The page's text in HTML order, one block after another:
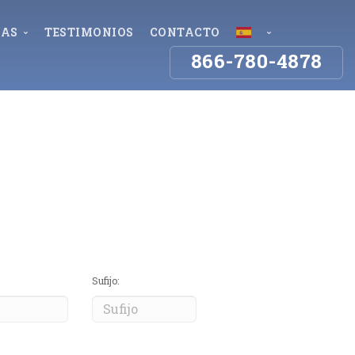
Empleo y seguros
TESTIMONIOS CONTACTO
Español
866-780-4878
Sufijo: